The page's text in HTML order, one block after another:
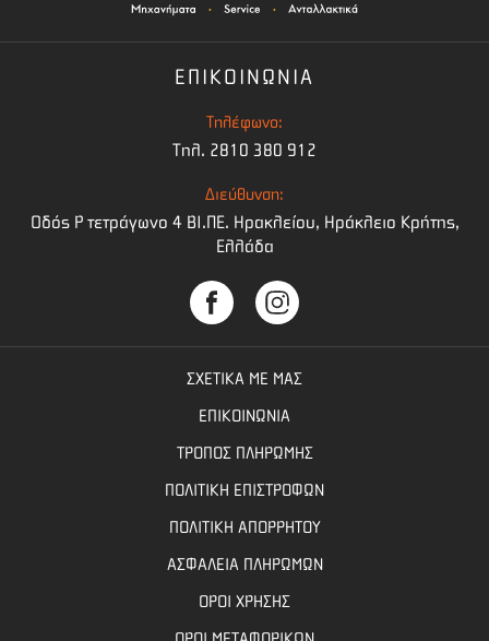
ΕΠΙΚΟΙΝΩΝΙΑ
Τηλέφωνο:
Τηλ. 2810 380 912
Διεύθυνση:
Οδός Ρ τετράγωνο 4 BI.ΠΕ. Ηρακλείου, Ηράκλειο Κρήτης,
Ελλάδα
ΣΧΕΤΙΚΑ ΜΕ ΜΑΣ
ΕΠΙΚΟΙΝΩΝΙΑ
ΤΡΟΠΟΣ ΠΛΗΡΩΜΗΣ
ΠΟΛΙΤΙΚΗ ΕΠΙΣΤΡΟΦΩΝ
ΠΟΛΙΤΙΚΗ ΑΠΟΡΡΗΤΟΥ
ΑΣΦΑΛΕΙΑ ΠΛΗΡΩΜΩΝ
ΟΡΟΙ ΧΡΗΣΗΣ